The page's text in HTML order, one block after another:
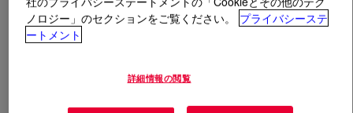
ASTM D6886. Has a great compatibility with a broad
range of binders, low odor, high boiling point, slow-
coalescing properties for latex binders.
ノロジー」のセクションをご覧ください。
プライバシーステ
ートメント
詳細情報の閲覧